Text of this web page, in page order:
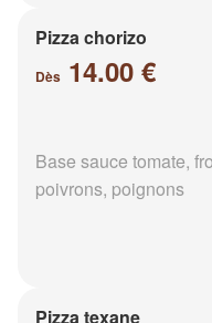
Pizza chorizo
Dès 14.00 €
Base sauce tomate,
poivrons, poignons
Pizza texane